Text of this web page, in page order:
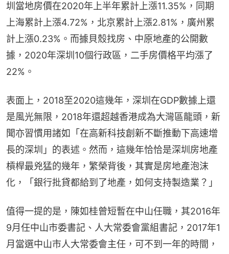
圳當地房價在2020年上半年累計上漲11.35%，同期
上海累計上漲4.72%，北京累計上漲2.81%，廣州累
計上漲0.23%。而據貝殼找房、中原地產的公開數
據，2020年深圳10個行政區，二手房價格平均漲了
22%。
表面上，2018至2020這幾年，深圳在GDP數據上還
是風光無限，2018年還超越香港成為大灣區龍頭，新
聞亦習慣用諸如「在高新科技創新不斷推動下高速增
長的深圳」的表述。然而，這幾年恰恰是深圳房地產
槓桿最兇猛的幾年，繁榮背後，其實是房地產泡沫
化，「銀行批貸都給到了地產，如何支持製造業？」
值得一提的是，陳如桂曾短暫在中山任職，其2016年
9月任中山市委書記、人大常委會黨組書記，2017年1
月當選中山市人大常委會主任，可不到一年的時間，